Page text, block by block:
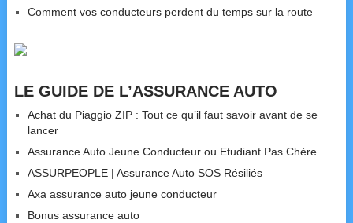
Comment vos conducteurs perdent du temps sur la route
LE GUIDE DE L’ASSURANCE AUTO
Achat du Piaggio ZIP : Tout ce qu’il faut savoir avant de se
lancer
Assurance Auto Jeune Conducteur ou Etudiant Pas Chère
ASSURPEOPLE | Assurance Auto SOS Résiliés
Axa assurance auto jeune conducteur
Bonus assurance auto